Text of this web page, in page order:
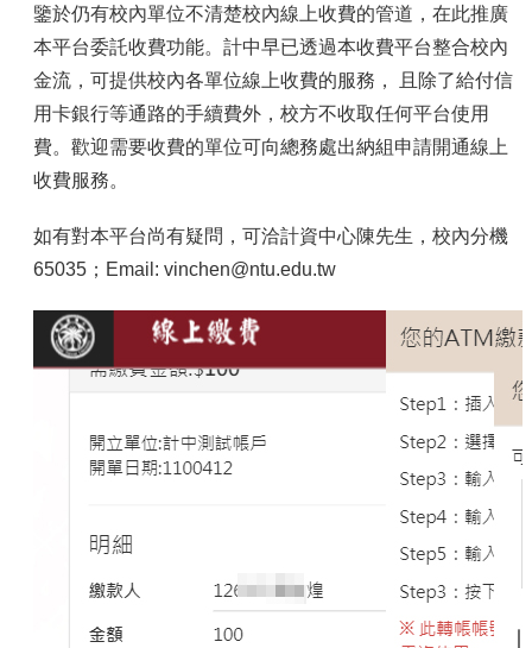
絡
我
們
鑒於仍有校內單位不清楚校內線上收費的管道，在此推廣
本平台委託收費功能。計中早已透過本收費平台整合校內
金流，可提供校內各單位線上收費的服務， 且除了給付信
用卡銀行等通路的手續費外，校方不收取任何平台使用
費。歡迎需要收費的單位可向總務處出納組申請開通線上
收費服務。
如有對本平台尚有疑問，可洽計資中心陳先生，校內分機
65035；Email: vinchen@ntu.edu.tw